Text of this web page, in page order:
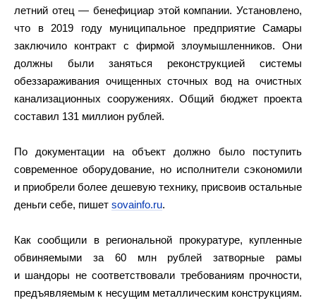
летний отец — бенефициар этой компании. Установлено,
что в 2019 году муниципальное предприятие Самары
заключило контракт с фирмой злоумышленников. Они
должны были заняться реконструкцией системы
обеззараживания очищенных сточных вод на очистных
канализационных сооружениях. Общий бюджет проекта
составил 131 миллион рублей.
По документации на объект должно было поступить
современное оборудование, но исполнители сэкономили
и приобрели более дешевую технику, присвоив остальные
деньги себе, пишет sovainfo.ru.
Как сообщили в региональной прокуратуре, купленные
обвиняемыми за 60 млн рублей затворные рамы
и шандоры не соответствовали требованиям прочности,
предъявляемым к несущим металлическим конструкциям.